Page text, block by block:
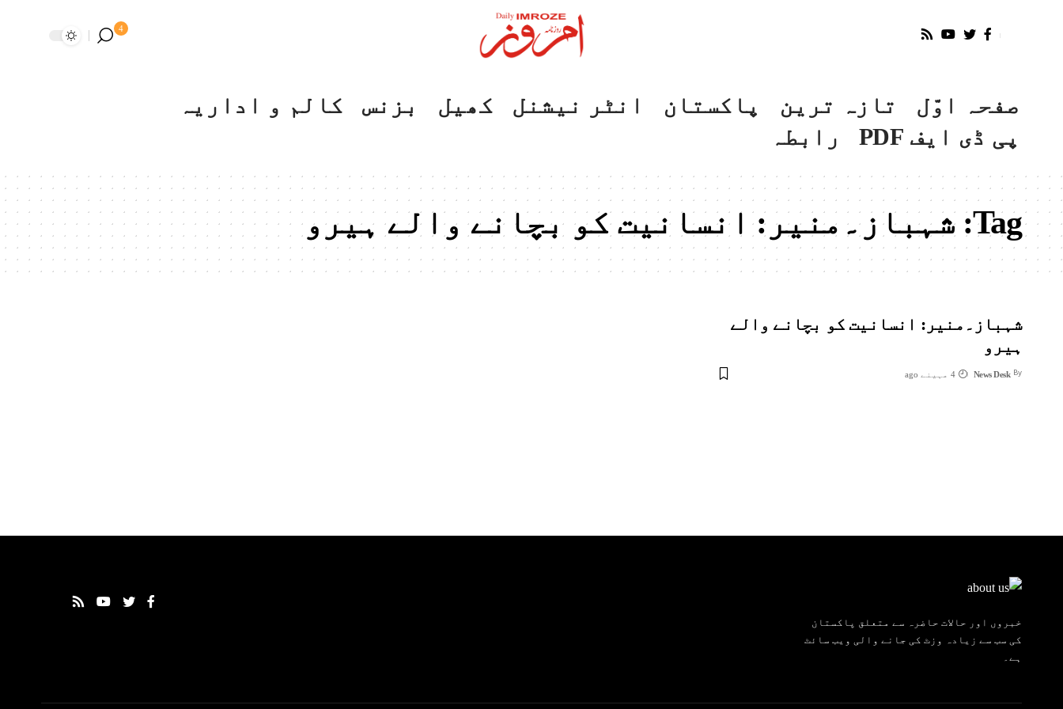
4
صفحہ اوّل تازہ ترین پاکستان انٹر نیشنل کھیل بزنس
کالم و اداریہ
پی ڈی ایف PDF
رابطہ
Tag: شہباز۔منیر: انسانیت کو بچانے والے ہیرو
شہباز۔منیر: انسانیت کو بچانے والے
ہیرو
By
News Desk 4 مہینے ago
خبروں اور حالات حاضرہ سے متعلق پاکستان
کی سب سے زیادہ وزٹ کی جانے والی ویب سائٹ
ہے۔